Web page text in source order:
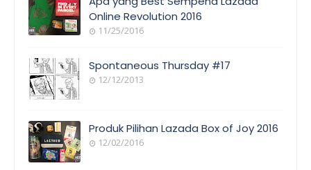
COVERAGE
Online Revolution 2016
11/25/2016
E
Spontaneous Thursday #17
12/12/2013
Produk Pilihan Lazada Box of Joy 2016
12/02/2016